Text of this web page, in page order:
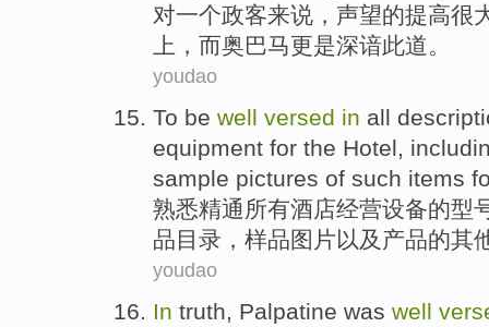
对一个政客来说， 声望的提高很
上，而奥巴马更是深谙此道。
youdao
To be well versed in all
equipment for the Hotel,
sample pictures of such items
熟悉精通 所有酒店经营设备的型
品目录 ， 样品图片以及产品的其
youdao
In truth, Palpatine was well